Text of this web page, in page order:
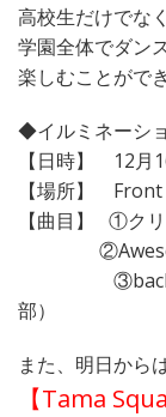
高校生だけでな
学園全体でダン
楽しむことがで
◆イルミネーシ
【日時】 12月
【場所】 Front
【曲目】
①クリ
②
③
部）
また、明日から
【Tama